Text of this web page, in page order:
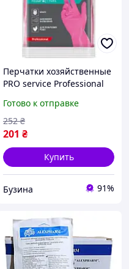
Перчатки хозяйственные
PRO service Professional
пара M 4823071628654
buzyna
Готово к отправке
201 ₴
252 ₴
Купить
Бузина 91%